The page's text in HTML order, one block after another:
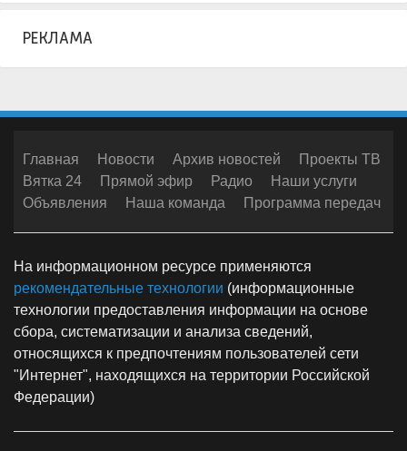
РЕКЛАМА
Главная Новости Архив новостей
Проекты ТВ
Вятка 24
Прямой эфир Радио
Наши услуги
Объявления
Наша команда Программа передач
На информационном ресурсе применяются
рекомендательные технологии (информационные
технологии предоставления информации на основе
сбора, систематизации и анализа сведений,
относящихся к предпочтениям пользователей сети
"Интернет", находящихся на территории Российской
Федерации)